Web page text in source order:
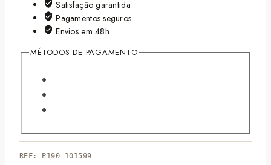
Satisfação garantida
Pagamentos seguros
Envios em 48h
MÉTODOS DE PAGAMENTO
REF: P190_101599